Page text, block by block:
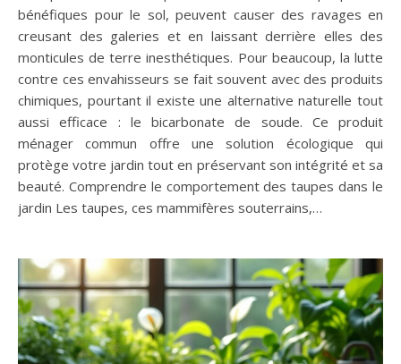
bénéfiques pour le sol, peuvent causer des ravages en
creusant des galeries et en laissant derrière elles des
monticules de terre inesthétiques. Pour beaucoup, la lutte
contre ces envahisseurs se fait souvent avec des produits
chimiques, pourtant il existe une alternative naturelle tout
aussi efficace : le bicarbonate de soude. Ce produit
ménager commun offre une solution écologique qui
protège votre jardin tout en préservant son intégrité et sa
beauté. Comprendre le comportement des taupes dans le
jardin Les taupes, ces mammifères souterrains,…